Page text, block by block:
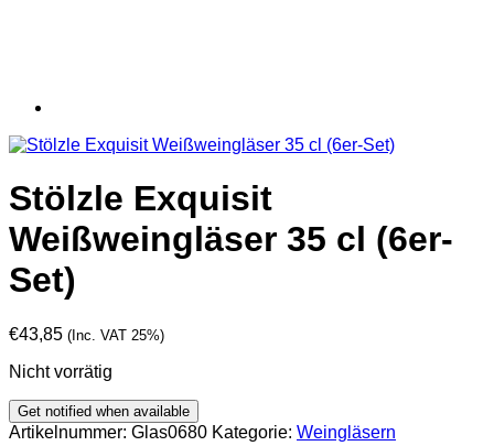
Stölzle Exquisit
Weißweingläser 35 cl (6er-
Set)
€43,85 (Inc. VAT 25%)
Nicht vorrätig
Artikelnummer: Glas0680 Kategorie: Weingläsern